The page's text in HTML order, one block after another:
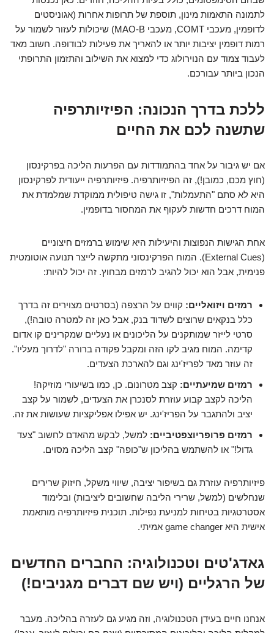
לתמונה התאמות מינון, תוספת של תרופות אחרות (אגוניסטים
לדופמין, מעכבי COMT, מעכבי MAO-B) שיכולות לעזור לשמור על
רמות דופמין יציבות יותר או להאריך את פעילות לבודופה. חשוב מאד
לעבוד צמוד עם הנוירולוג כדי למצוא את השילוב והתזמון התרופתי
הנכון ביותר עבורכם.
ללכת בדרך הנכונה: הפיזיותרפיה
שתשנה לכם את החיים
אם יש גיבור על אחד בהתמודדות עם הפרעות הליכה בפרקינסון
(חוץ מכם, כמובן!), זה הפיזיותרפיה. פיזיותרפיה ייעודית לפרקינסון
היא לא סתם "התעמלות", זו גישה טיפולית ממוקדת שמלמדת את
המוח דרכים חדשות לעקוף את המחסור בדופמין.
אחת הגישות הנפוצות והיעילות היא שימוש ברמזים חיצוניים
(External Cues). המוח הפרקינסוני מתקשה לייצר תנועה אוטומטית
פנימית, אבל הוא יכול להגיב לרמזים מבחוץ. זה יכול להיות:
רמזים ויזואליים: קווים על הרצפה (בסרטים מצוירים זה בדרך
כלל בנקאים שרוצים לשדוד בנק, אבל כאן זה למטרה טובה!),
סרטי לייזר שמותקנים על הליכונים או נעליים שמקרינים קו אדום
קדימה. המוח מגיב לקו הזה ומקבל פקודה ברורה "לדרוך מעליו".
זה עוזר מאד לפריז'ינג וגם להארכת הצעדים.
רמזים שמיעתיים: קצב מטרונום. כן, כמו בשיעורי מוזיקה!
הליכה לקצב קבוע עוזרת לסנכרן את הצעדים, לשמור על קצב
יציב ולהתגבר על הפריז'ינג. יש אפילו אפליקציות שעושות את זה.
רמזים פרופריוצפטיביים: למשל, לבקש מהאדם לחשוב "צעד
גדול!" או להשתמש בהליכון ש"כופה" קצב הליכה מסוים.
פיזיותרפיה עוזרת גם בשיפור יציבה, שיווי משקל, חיזוק שרירים
שנחלשים (למשל, שרירי הליבה שחשובים ליציבות) ובלימוד
אסטרטגיות בטיחות למניעת נפילות. תוכנית פיזיותרפיה מותאמת
אישית היא game changer אמיתי.
גאדג'טים וטכנולוגיה: החברים החדשים
של הרגליים (ויש שם דברים מגניבים!)
אנחנו חיים בעידן הטכנולוגיה, וזה מגיע גם לעזרה בהליכה. מעבר